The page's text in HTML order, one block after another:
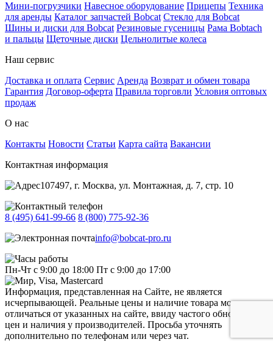
Мини-погрузчики Навесное оборудование Прицепы Техника
для аренды Каталог запчастей Bobcat Стекло для Bobcat
Шины и диски для Bobcat Резиновые гусеницы Рама Bobtach
и пальцы Щеточные диски Цельнолитые колеса
Наш сервис
Доставка и оплата Сервис Аренда Возврат и обмен товара
Гарантия Договор-оферта Правила торговли Условия оптовых
продаж
О нас
Контакты Новости Статьи Карта сайта Вакансии
Контактная информация
107497, г. Москва, ул. Монтажная, д. 7, стр. 10
8 (495) 641-99-66 8 (800) 775-92-36
info@bobcat-pro.ru
Пн-Чт с 9:00 до 18:00 Пт с 9:00 до 17:00
Информация, представленная на Сайте, не является
исчерпывающей. Реальные цены и наличие товара могут
отличаться от указанных на сайте, ввиду частого обновления
цен и наличия у производителей. Просьба уточнять
дополнительно по телефонам или через чат.